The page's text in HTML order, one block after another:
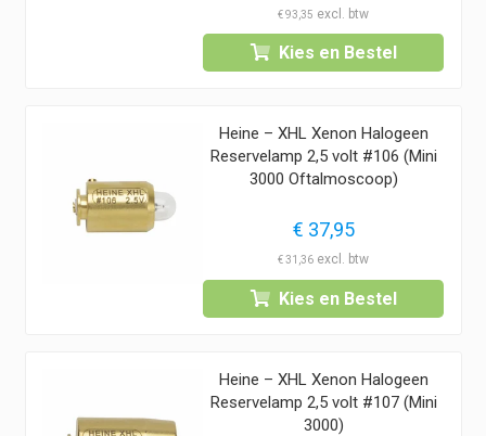
€93,35
Kies en Bestel
Heine – XHL Xenon Halogeen
Reservelamp 2,5 volt #106 (Mini
3000 Oftalmoscoop)
€ 37,95
€31,36
Kies en Bestel
Heine – XHL Xenon Halogeen
Reservelamp 2,5 volt #107 (Mini
3000)